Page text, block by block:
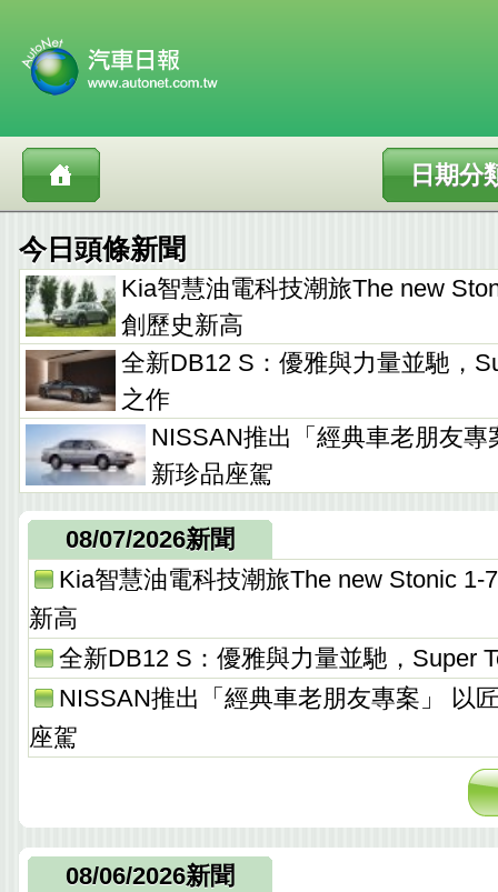
日期分
今日頭條新聞
Kia智慧油電科技潮旅The new
創歷史新高
全新DB12 S：優雅與力量並馳，
之作
NISSAN推出「經典車老朋友專
新珍品座駕
08/07/2026新聞
Kia智慧油電科技潮旅The new Stonic 1-
新高
全新DB12 S：優雅與力量並馳，Super
NISSAN推出「經典車老朋友專案」 以
座駕
08/06/2026新聞